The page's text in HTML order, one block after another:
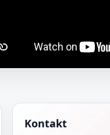
Kontakt